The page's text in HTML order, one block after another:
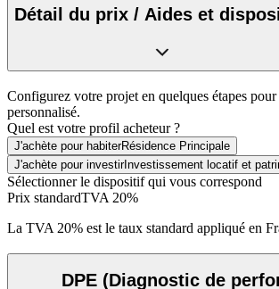
Détail du prix / Aides et
Configurez votre projet en quelques étapes
personnalisé.
Quel est votre profil acheteur ?
J'achète pour habiterRésidence Principale
J'achète pour investirInvestissement locatif et
Sélectionner le dispositif qui vous correspond
Prix standardTVA 20%
La TVA 20% est le taux standard appliqué en
DPE (Diagnostic de